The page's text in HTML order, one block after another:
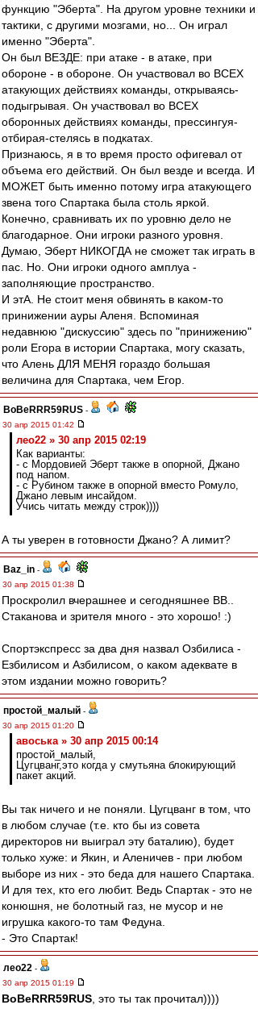
функцию "Эберта". На другом уровне техники и
тактики, с другими мозгами, но... Он играл
именно "Эберта".
Он был ВЕЗДЕ: при атаке - в атаке, при
обороне - в обороне. Он участвовал во ВСЕХ
атакующих действиях команды, открываясь-
подыгрывая. Он участвовал во ВСЕХ
оборонных действиях команды, прессингуя-
отбирая-стелясь в подкатах.
Признаюсь, я в то время просто офигевал от
объема его действий. Он был везде и всегда. И
МОЖЕТ быть именно потому игра атакующего
звена того Спартака была столь яркой.
Конечно, сравнивать их по уровню дело не
благодарное. Они игроки разного уровня.
Думаю, Эберт НИКОГДА не сможет так играть в
пас. Но. Они игроки одного амплуа -
заполняющие пространство.
И этА. Не стоит меня обвинять в каком-то
принижении ауры Аленя. Вспоминая
недавнюю "дискуссию" здесь по "принижению"
роли Егора в истории Спартака, могу сказать,
что Алень ДЛЯ МЕНЯ гораздо большая
величина для Спартака, чем Егор.
BoBeRRR59RUS -
30 апр 2015 01:42
лео22 » 30 апр 2015 02:19
Как варианты:
- с Мордовией Эберт также в опорной, Джано
под напом.
- с Рубином также в опорной вместо Ромуло,
Джано левым инсайдом.
Учись читать между строк))))
А ты уверен в готовности Джано? А лимит?
Baz_in -
30 апр 2015 01:38
Проскролил вчерашнее и сегодняшнее ВВ..
Стаканова и зрителя много - это хорошо! :)
Спортэкспресс за два дня назвал Озбилиса -
Езбилисом и Азбилисом, о каком адеквате в
этом издании можно говорить?
простой_малый -
30 апр 2015 01:20
авоська » 30 апр 2015 00:14
простой_малый,
Цугцванг,это когда у смутьяна блокирующий
пакет акций.
Вы так ничего и не поняли. Цугцванг в том, что
в любом случае (т.е. кто бы из совета
директоров ни выиграл эту баталию), будет
только хуже: и Якин, и Аленичев - при любом
выборе из них - это беда для нашего Спартака.
И для тех, кто его любит. Ведь Спартак - это не
конюшня, не болотный газ, не мусор и не
игрушка какого-то там Федуна.
- Это Спартак!
лео22 -
30 апр 2015 01:19
BoBeRRR59RUS , это ты так прочитал))))